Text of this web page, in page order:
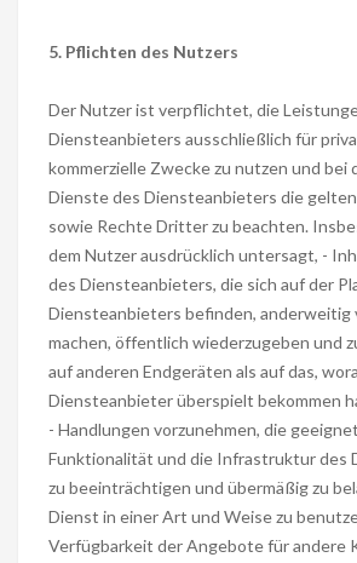
5. Pflichten des Nutzers
Der Nutzer ist verpflichtet, die
Diensteanbieters ausschließlich für
kommerzielle Zwecke zu nutzen und bei
Dienste des Diensteanbieters die
sowie Rechte Dritter zu beachten.
dem Nutzer ausdrücklich untersagt, -
des Diensteanbieters, die sich auf der
Diensteanbieters befinden, anderweitig
machen, öffentlich wiederzugeben und
auf anderen Endgeräten als auf das,
Diensteanbieter überspielt bekommen
- Handlungen vorzunehmen, die
Funktionalität und die Infrastruktur des
zu beeinträchtigen und übermäßig zu
Dienst in einer Art und Weise zu
Verfügbarkeit der Angebote für andere